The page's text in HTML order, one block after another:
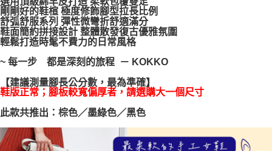
１．於結帳方式選擇「AFTEE先享後付」後，將跳轉至「AFTEE先享後付」
結帳頁面，進行簡訊認證並確認金額後，即可完成結帳。
２．訂單成立數日內，您將收到繳費通知簡訊。
３．收到繳費通知簡訊後14天內，點擊此簡訊中的連結，可透過四大超商／
ATM／網路銀行／等多元方式進行付款，方視為交易完成。
※ 請注意：結帳手續完成當下不需立刻繳費，但若您需要取消訂單，請聯絡
購買商品的店家。未經商家同意取消之訂單仍視為有效，需透過AFTEE先享
後付繳納相關費用。
※ 交易是否成功請以「AFTEE先享後付 」之結帳頁面顯示為準，若有關於
客戶支援中心」https://netprotections.freshdesk.com/support/home
【注意事項】
１．透過由恩沛科技股份有限公司提供之「AFTEE先享後付」服務完成之交
剛剛好的鞋楦 極度修飾腳型拉長比例
舒弧舒服系列 彈性微彎折舒適滿分
鞋面簡約拼接設計 整體散發復古優雅氛圍
輕鬆打造時髦不費力的日常風格
~ 每一步 都是深刻的旅程 － KOKKO
【建議測量腳長公分數，最為準確】
鞋版正常；腳板較寬偏厚者，請選購大一個尺寸
此款共推出：棕色／墨綠色／黑色